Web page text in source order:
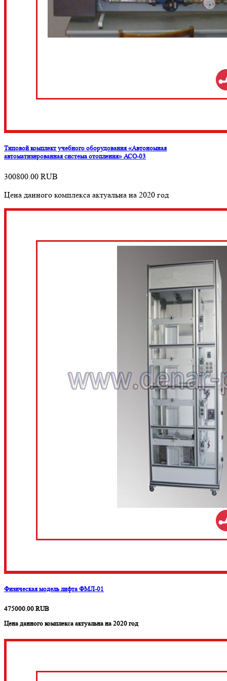
Типовой комплект учебного оборудования «Автономная
автоматизированная система отопления» АСО-03
300800.00 RUB
Цена данного комплекса актуальна на 2020 год
Физическая модель лифта ФМЛ-01
475000.00 RUB
Цена данного комплекса актуальна на 2020 год